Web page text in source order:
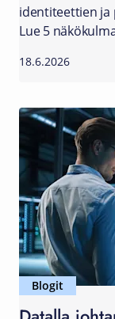
identiteettien ja
Lue 5
18.6.2026
Blogit